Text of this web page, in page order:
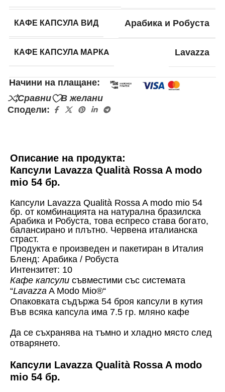
КАФЕ КАПСУЛА ВИД Арабика и Робуста
КАФЕ КАПСУЛA МАРКA Lavazza
Начини на плащане:
Сравни
В желани
Сподели:
Описание на продукта:
Капсули Lavazza Qualità Rossa A modo
mio 54 бр.
Капсули Lavazza Qualità Rossa A modo mio 54
бр. от комбинацията на натурална бразилска
Арабика и Робуста, това еспресо става богато,
балансирано и плътно. Червена италианска
страст.
Продукта е произведен и пакетиран в Италия
Бленд: Арабика / Робуста
Интензитет: 10
Кафе капсули съвместими със системата
“Lavazza A Modo Mio®“
Опаковката съдържа 54 броя капсули в кутия
Във всяка капсула има 7.5 гр. мляно кафе
Да се съхранява на тъмно и хладно място след
отварянето.
Капсули Lavazza Qualità Rossa A modo
mio 54 бр.